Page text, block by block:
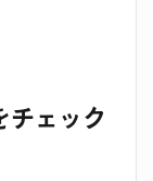
ェック